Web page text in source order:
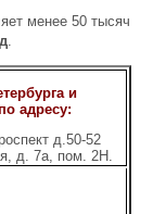
менее 50 тысяч
и
адресу:
д.50-52
д. 7а, пом. 2Н.